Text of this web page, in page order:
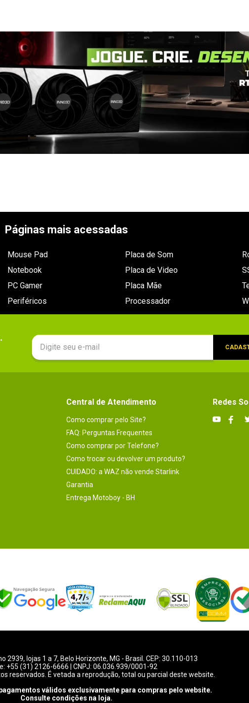
Páginas mais acessadas
Mouse Pad
Notebook
PC Gamer
Periféricos
Placa de Som
Placa de Video
Placa Mãe
Processador
Central de Atendimento
Como comprar pelo Site?
FAQ: Perguntas Frequentes
Como comprar por Telefone?
Como trocar ou devolver um produto?
CUIDADO: a WAZ não vende Starlink
Garantia
Entrega Motoboy - BH
Redes
2939, lojas 1 a 7, Belo Horizonte, MG - Brasil. CEP: 30.110-013
+55 (31) 2126-6666 | CNPJ: 06.036.939/0001-92
reservados. É vetada a reprodução, total ou parcial deste website.
válidos exclusivamente para compras pelo website.
Consulte condições na loja.